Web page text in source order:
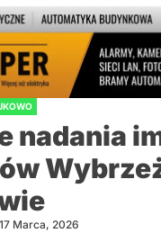
nadania
17 Marca, 2026